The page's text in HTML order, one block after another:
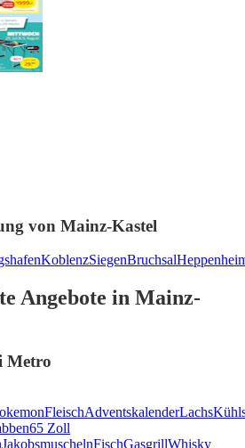
von Mainz-Kastel
KoblenzSiegenBruchsal
Angebote in Mainz-
Metro
FleischAdventskalenderLachs
65 Zoll
JakobsmuschelnFischGasgrillWhisky